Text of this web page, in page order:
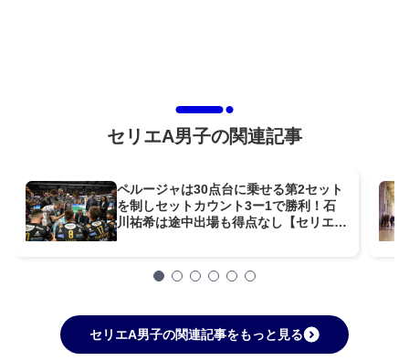
セリエA男子の関連記事
ペルージャは30点台に乗せる第2セット
を制しセットカウント3ー1で勝利！石
川祐希は途中出場も得点なし【セリエＡ
セリエA男子の関連記事をもっと見る